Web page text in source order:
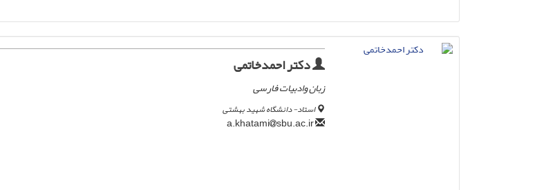
دکتر احمدخاتمی
زبان وادبیات فارسی
استاد- دانشگاه شهید بهشتی
sbu.ac.ir